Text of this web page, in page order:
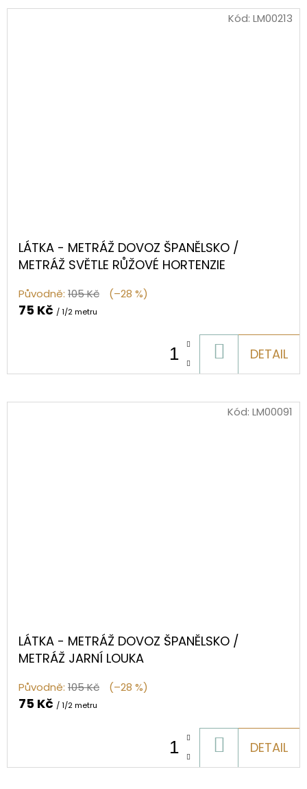
LÁTKA - METRÁŽ DOVOZ ŠPANĚLSKO /
METRÁŽ SVĚTLE RŮŽOVÉ HORTENZIE
Původně: 105 Kč (–28 %)
75 Kč / 1/2 metru
KOŠÍKU
DETAIL
Kód: LM00213
LÁTKA - METRÁŽ DOVOZ ŠPANĚLSKO /
METRÁŽ JARNÍ LOUKA
Původně: 105 Kč (–28 %)
75 Kč / 1/2 metru
KOŠÍKU
DETAIL
Kód: LM00091